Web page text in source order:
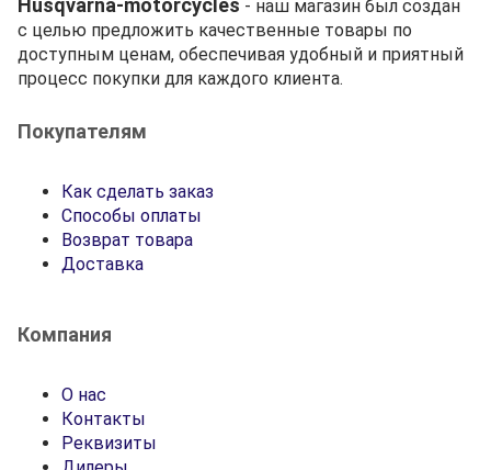
Husqvarna-motorcycles - наш магазин был создан
с целью предложить качественные товары по
доступным ценам, обеспечивая удобный и приятный
процесс покупки для каждого клиента.
Покупателям
Как сделать заказ
Способы оплаты
Возврат товара
Доставка
Компания
О нас
Контакты
Реквизиты